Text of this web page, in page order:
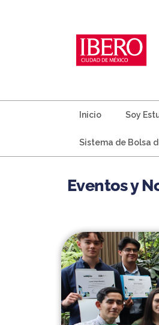
Inicio Soy
Sistema de Bolsa
Eventos y